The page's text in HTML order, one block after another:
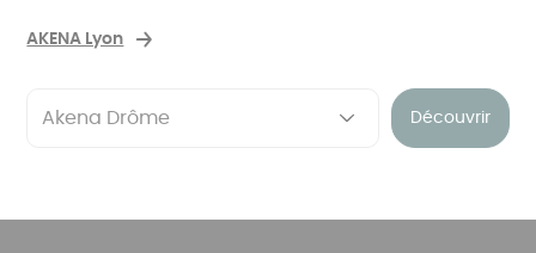
AKENA Lyon
Découvrir